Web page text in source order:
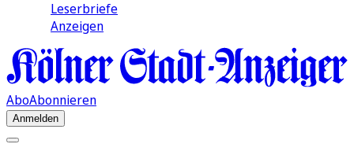
Leserbriefe
Anzeigen
AboAbonnieren
Anmelden